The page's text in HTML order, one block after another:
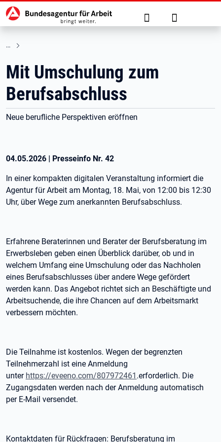
zu den Hauptinhalten springen
Hauptnavigation Suche Anmelden
Mit Umschulung zum
Berufsabschluss
Neue berufliche Perspektiven eröffnen
04.05.2026 | Presseinfo Nr. 42
In einer kompakten digitalen Veranstaltung informiert die
Agentur für Arbeit am Montag, 18. Mai, von 12:00 bis 12:30
Uhr, über Wege zum anerkannten Berufsabschluss.
Erfahrene Beraterinnen und Berater der Berufsberatung im
Erwerbsleben geben einen Überblick darüber, ob und in
welchem Umfang eine Umschulung oder das Nachholen
eines Berufsabschlusses über andere Wege gefördert
werden kann. Das Angebot richtet sich an Beschäftigte und
Arbeitsuchende, die ihre Chancen auf dem Arbeitsmarkt
verbessern möchten.
Die Teilnahme ist kostenlos. Wegen der begrenzten
Teilnehmerzahl ist eine Anmeldung
unter https://eveeno.com/807972461 .erforderlich. Die
Zugangsdaten werden nach der Anmeldung automatisch
per E-Mail versendet.
Kontaktdaten für Rückfragen: Berufsberatung im